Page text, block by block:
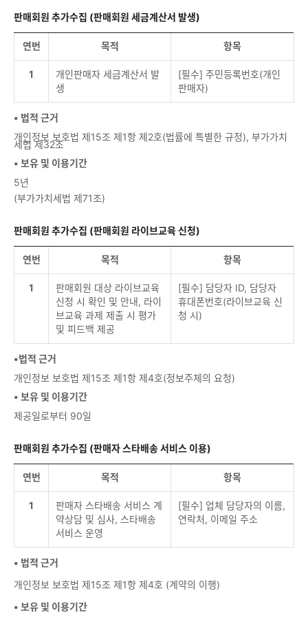
판매회원 추가수집 (판매회원 세금계산서 발생)
연번 목적 항목
1
개인판매자 세금계산서 발
생
[필수] 주민등록번호(개인
판매자)
• 법적 근거
개인정보 보호법 제15조 제1항 제2호(법률에 특별한 규정), 부가가치
세법 제32조
• 보유 및 이용기간
5년
(부가가치세법 제71조)
판매회원 추가수집 (판매회원 라이브교육 신청)
연번 목적 항목
1
판매회원 대상 라이브교육
신청 시 확인 및 안내, 라이
브교육 과제 제출 시 평가
및 피드백 제공
[필수] 담당자 ID, 담당자
휴대폰번호(라이브교육 신
청 시)
•법적 근거
개인정보 보호법 제15조 제1항 제4호(정보주체의 요청)
• 보유 및 이용기간
제공일로부터 90일
판매회원 추가수집 (판매자 스타배송 서비스 이용)
연번 목적 항목
1
판매자 스타배송 서비스 계
약상담 및 심사, 스타배송
서비스 운영
[필수] 업체 담당자의 이름,
연락처, 이메일 주소
• 법적 근거
개인정보 보호법 제15조 제1항 제4호 (계약의 이행)
• 보유 및 이용기간